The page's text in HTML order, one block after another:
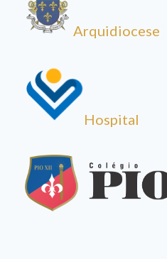
Arquidiocese
Hospital